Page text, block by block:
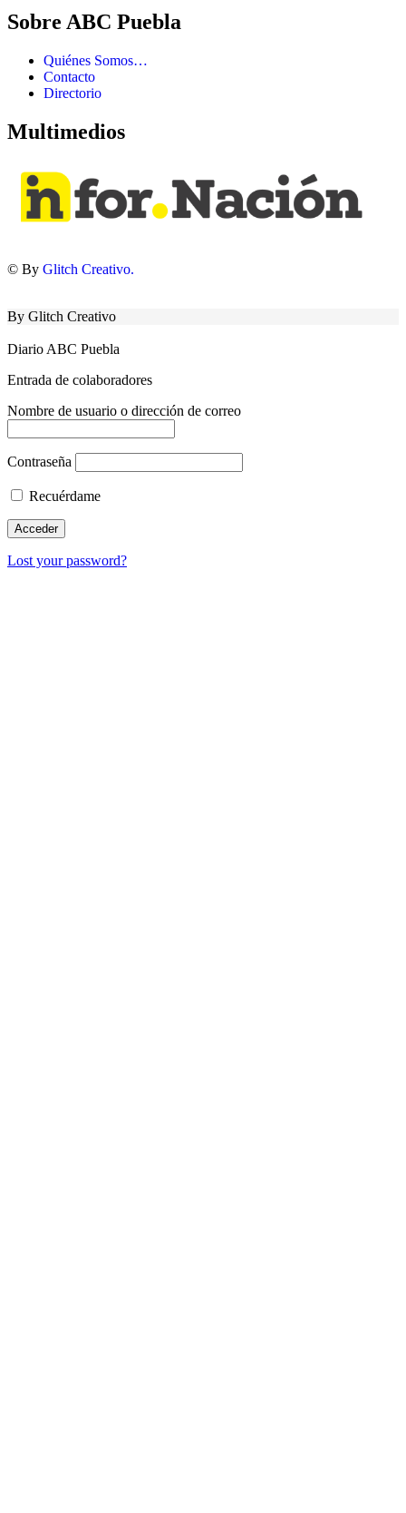
Sobre ABC Puebla
Quiénes Somos…
Contacto
Directorio
Multimedios
© By Glitch Creativo.
By Glitch Creativo
Diario ABC Puebla
Entrada de colaboradores
Nombre de usuario o dirección de correo
Contraseña
Recuérdame
Lost your password?